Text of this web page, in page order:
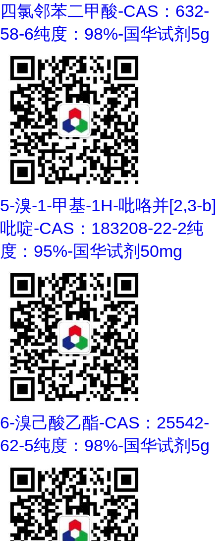
四氯邻苯二甲酸-CAS：632-
58-6纯度：98%-国华试剂5g
5-溴-1-甲基-1H-吡咯并[2,3-b]
吡啶-CAS：183208-22-2纯
度：95%-国华试剂50mg
6-溴己酸乙酯-CAS：25542-
62-5纯度：98%-国华试剂5g